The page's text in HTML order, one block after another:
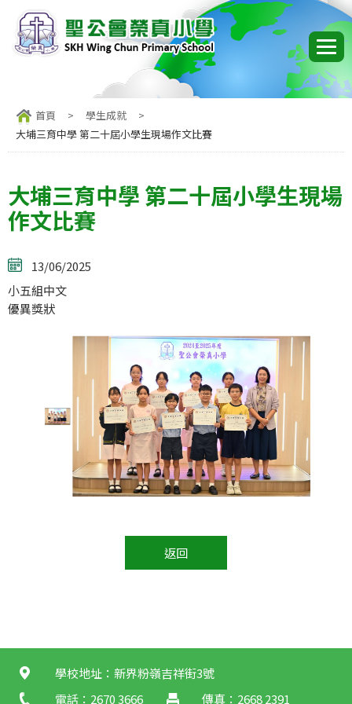
首頁 > 學生成就
>
大埔三育中學 第二十屆小學生現場作文比賽
大埔三育中學 第二十屆小學生現場
作文比賽
13/06/2025
小五組中文
優異獎狀
返回
學校地址：新界粉嶺吉祥街3號
電話：2670 3666
傳真：2668 2391